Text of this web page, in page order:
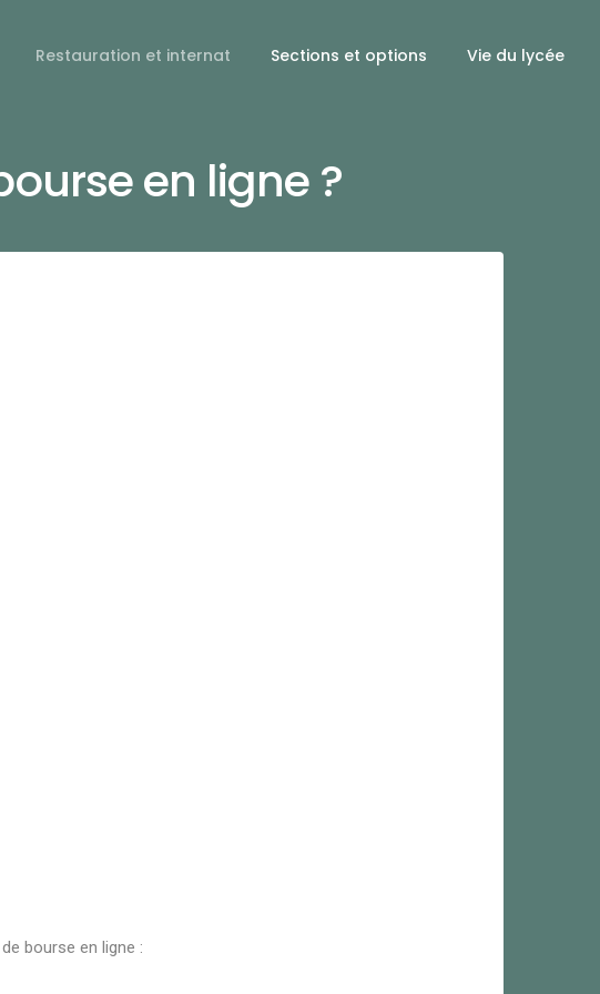
Restauration et internat Sections et options Vie du lycée
en ligne ?
bourse en ligne :